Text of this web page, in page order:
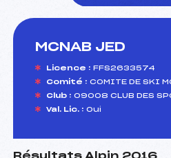
MCNAB JED
Licence : FFS2633574
Comité : COMITE DE SKI
Club : 09008 CLUB DES
Val. Lic. : Oui